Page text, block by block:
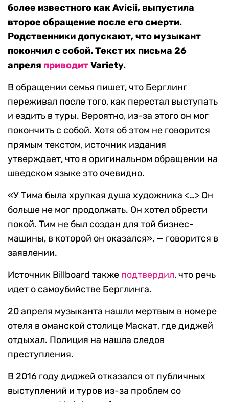
более известного как Avicii, выпустила
второе обращение после его смерти.
Родственники допускают, что музыкант
покончил с собой. Текст их письма 26
апреля приводитVariety.
В обращении семья пишет, что Берглинг
переживал после того, как перестал выступать
и ездить в туры. Вероятно, из-за этого он мог
покончить с собой. Хотя об этом не говорится
прямым текстом, источник издания
утверждает, что в оригинальном обращении на
шведском языке это очевидно.
«У Тима была хрупкая душа художника <…> Он
больше не мог продолжать. Он хотел обрести
покой. Тим не был создан для той бизнес-
машины, в которой он оказался», — говорится в
заявлении.
Источник Billboard также подтвердил, что речь
идет о самоубийстве Берглинга.
20 апреля музыканта нашли мертвым в номере
отеля в оманской столице Маскат, где диджей
отдыхал. Полиция на нашла следов
преступления.
В 2016 году диджей отказался от публичных
выступлений и туров из-за проблем со